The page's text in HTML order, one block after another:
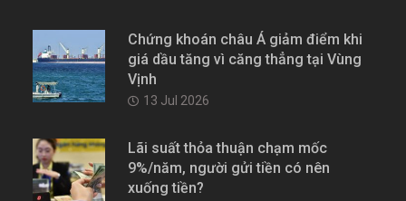
Chứng khoán châu Á giảm điểm khi
giá dầu tăng vì căng thẳng tại Vùng
Vịnh
13 Jul 2026
Lãi suất thỏa thuận chạm mốc
9%/năm, người gửi tiền có nên
xuống tiền?